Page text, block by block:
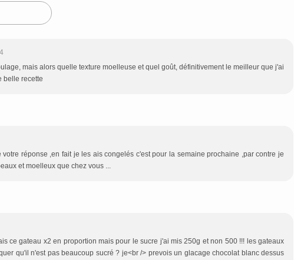
mais alors quelle texture moelleuse et quel goût, définitivement le meilleur que j'ai
belle recette
réponse ,en fait je les ais congelés c'est pour la semaine prochaine ,par contre je
et moelleux que chez vous ...
ce gateau x2 en proportion mais pour le sucre j'ai mis 250g et non 500 !!! les gateaux
qu'il n'est pas beaucoup sucré ? je<br /> prevois un glacage chocolat blanc dessus